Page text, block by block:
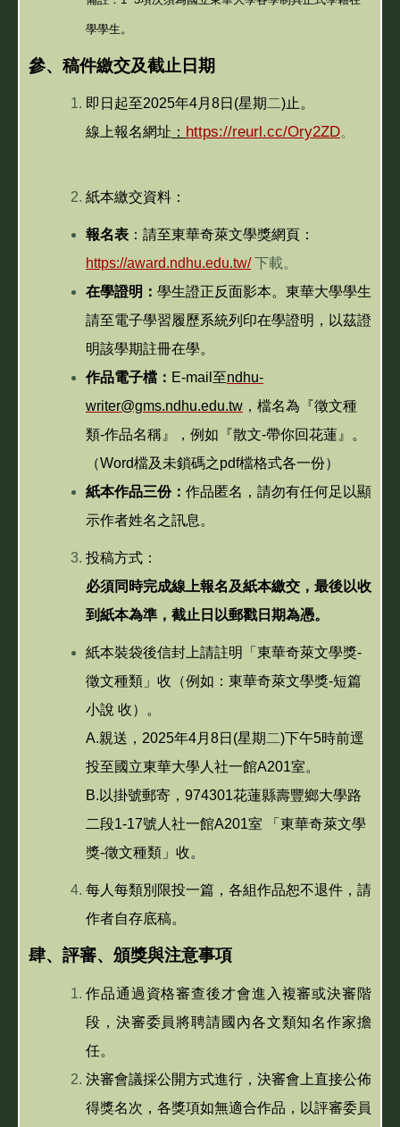
學學生。
參、稿件繳交及截止日期
即日起至2025年4月8日(星期 二)止。
線上報名網址 ： https://reurl.cc/Ory2ZD。
紙本繳交資料：
報名表 ： 請至東華奇萊文學獎網頁：
https://award.ndhu.edu.tw/ 下載。
在學證明： 學生證正反面影本。東華大學學生
請至電子學習履歷系統列印在學證明，以茲證
明該學期註冊在學。
作品電子檔： E-mail 至ndhu-
writer@gms.ndhu.edu.tw ，檔名為『徵文種
類-作品名稱』，例如『散文-帶你回花蓮』。
（Word檔及未鎖碼之pdf檔格式各一份）
紙本作品三份： 作品匿名，請勿有任何足以顯
示作者姓名之訊息。
投稿方式：
必須同時完成線上報名及紙本繳交，最後以收
到紙本為準，截止日以郵戳日期為憑。
紙本裝袋後信封上請註明「東華奇萊文學獎-
徵文種類」收（例如：東華奇萊文學獎-短篇
小說 收）。
A.親送，2025年4月8日(星期 二)下午5時前逕
投至國立東華大學人社一館A201室。
B.以掛號郵寄，974301花蓮縣壽豐鄉大學路
二段1-17號人社一館A201室 「東華奇萊文學
獎-徵文種類」收。
每人每類別限投一篇，各組作品恕不退件，請
作者自存底稿。
肆、評審、頒獎與注意事項
作品通過資格審查後才會進入複審或決審階
段，決審委員將聘請國內各文類知名作家擔
任。
決審會議採公開方式進行，決審會上直接公佈
得獎名次，各獎項如無適合作品，以評審委員